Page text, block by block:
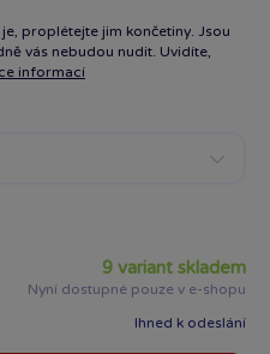
proplétejte jim končetiny. Jsou
vás nebudou nudit. Uvidíte,
informací
9 variant skladem
Nyní dostupné pouze v e-shopu
Ihned k odeslání